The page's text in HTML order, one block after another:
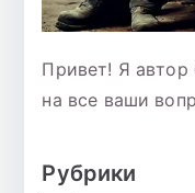
Привет! Я автор
на все ваши
Рубрики